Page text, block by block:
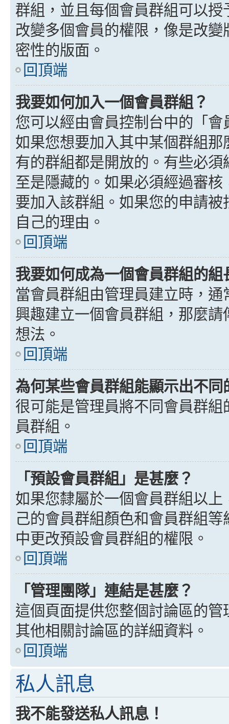
群組，並且每個會員群組可以
改變多個會員的權限，像是改
密性的版面。
回頂端
我要如何加入一個會員群組？
您可以經由會員控制台中的「
如果您想要加入其中某個群組
有的群組都是開放的。有些必
至是隱藏的。如果必須經過審
要加入該群組。如果您的申請
自己的理由。
回頂端
我要如何成為一個會員群組的組
當會員群組由管理員建立時，
興趣建立一個會員群組，那麼
想法。
回頂端
為何某些會員群組能顯示出不同
很可能是管理員將不同會員群
員群組。
回頂端
「預設會員群組」是甚麼？
如果您隸屬於一個會員群組以
己的會員群組顏色和會員群組
中更改預設會員群組的權限。
回頂端
「管理團隊」連結是甚麼？
這個頁面提供您整個討論區的
其他相關討論區的詳細資料。
回頂端
私人訊息
我不能發送私人訊息！